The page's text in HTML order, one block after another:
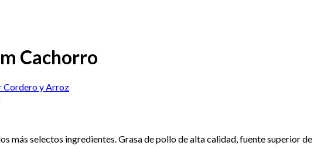
Cachorro
más selectos ingredientes. Grasa de pollo de alta calidad, fuente superior